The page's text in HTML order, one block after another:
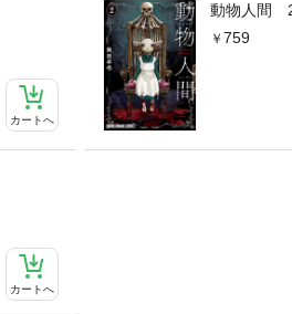
カートへ
動物人間
759
カートへ